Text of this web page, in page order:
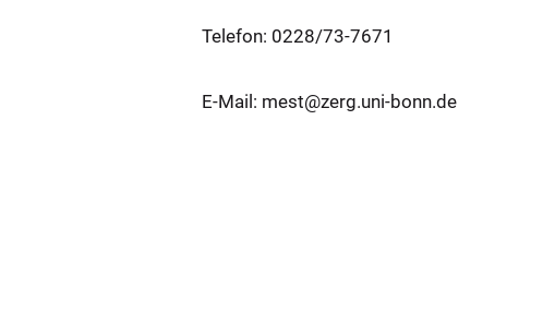
Telefon: 0228/73-7671
E-Mail: mest@zerg.uni-bonn.de